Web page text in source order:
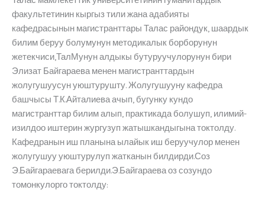
факультетинин кыргыз тили жана адабияты
кафедрасынын магистранттары Талас райондук, шаардык
билим беруу болумунун методикалык борборунун
жетекчиси,ТалМунун алдыкы бутуруучулорунун бири
Элизат Байгараева менен магистранттардын
жолугушуусун уюштурушту. Жолугушууну кафедра
башчысы Т.К.Айталиева ачып, бугунку кундо
магистранттар билим алып, практикада болушуп, илимий-
изилдоо иштерин жургузуп жатышкандыгына токтолду.
Кафедранын иш планына ылайык иш беруучулор менен
жолугушуу уюштурулуп жатканын билдирди.Соз
Э.Байгараевага берилди.Э.Байгараева оз созундо
томонкулорго токтолду: